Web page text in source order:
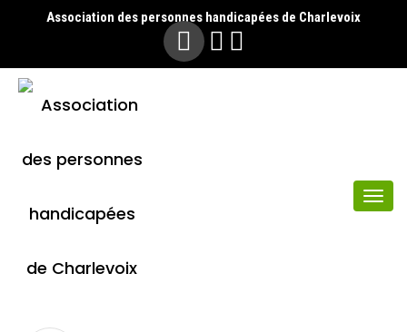
Association des personnes handicapées de Charlevoix